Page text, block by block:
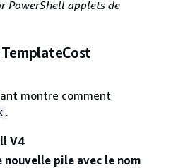
PowerShell applets de
montre comment
.
V4
nouvelle pile avec le nom